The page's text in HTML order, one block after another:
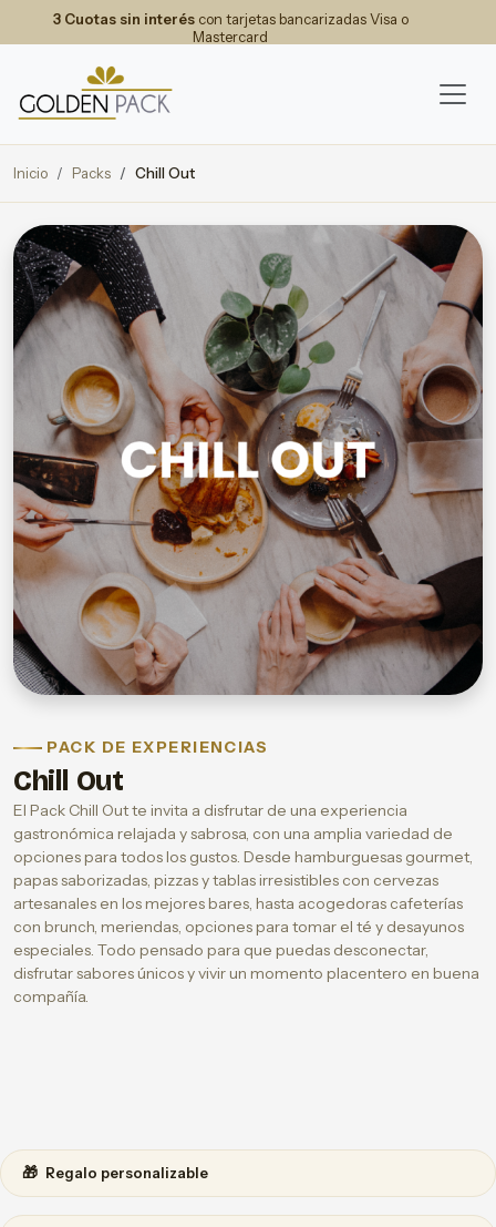
3 Cuotas sin interéscon tarjetas bancarizadas Visa o
Mastercard
Inicio Packs Chill Out
PACK DE EXPERIENCIAS
Chill Out
El Pack Chill Out te invita a disfrutar de una experiencia
gastronómica relajada y sabrosa, con una amplia variedad de
opciones para todos los gustos. Desde hamburguesas gourmet,
papas saborizadas, pizzas y tablas irresistibles con cervezas
artesanales en los mejores bares, hasta acogedoras cafeterías
con brunch, meriendas, opciones para tomar el té y desayunos
especiales. Todo pensado para que puedas desconectar,
disfrutar sabores únicos y vivir un momento placentero en buena
compañía.
🎁 Regalo personalizable